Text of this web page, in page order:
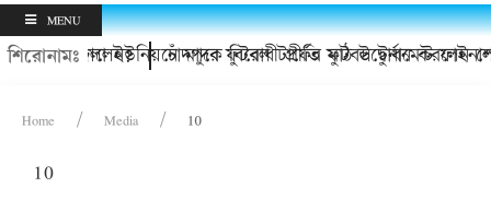
MENU
শিরোনামঃ
চলে গেলেন? চাঁদপুরে ফুটবল টার্ফের মাঠ উদ্বোধন করলেন
কাদলা ইউনিয়নে মাদক বিরোধী প্রীতি ফুটবল টুর্নামেন্ট ফাইনাল
Home Media 10
10